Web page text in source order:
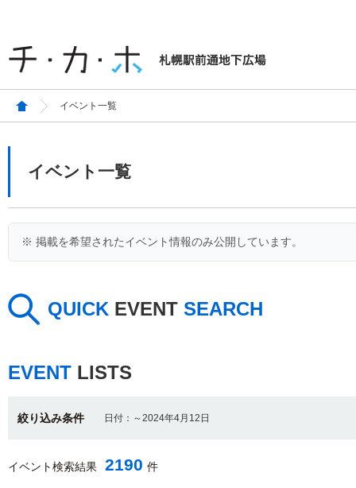
イベント一覧
イベント一覧
※ 掲載を希望されたイベント情報のみ公開しています。
QUICK EVENT SEARCH
EVENT LISTS
絞り込み条件 日付：～2024年4月12日
イベント検索結果 2190 件